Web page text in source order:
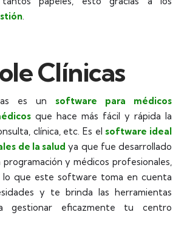
.
Clínicas
es un software para médicos
que hace más fácil y rápida la
clínica, etc. Es el software ideal
de la salud ya que fue desarrollado
y médicos profesionales,
que este software toma en cuenta
y te brinda las herramientas
gestionar eficazmente tu centro